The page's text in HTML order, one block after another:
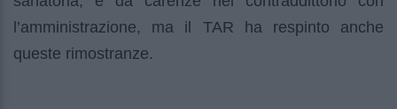
l’amministrazione, ma il TAR ha respinto anche
queste rimostranze.